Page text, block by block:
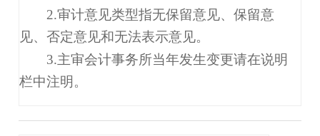
2.审计意见类型指无保留意见、保留意
见、否定意见和无法表示意见。
3.主审会计事务所当年发生变更请在说明
栏中注明。